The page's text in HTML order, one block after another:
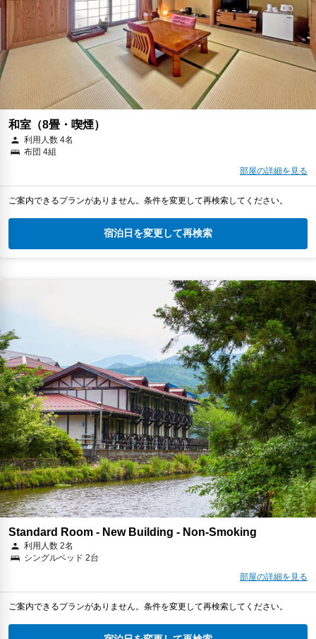
和室（8畳・喫煙）
利用人数 4名
布団 4組
部屋の詳細を見る
ご案内できるプランがありません。条件を変更して再検索してください。
宿泊日を変更して再検索
Standard Room - New Building - Non-Smoking
利用人数 2名
シングルベッド 2台
部屋の詳細を見る
ご案内できるプランがありません。条件を変更して再検索してください。